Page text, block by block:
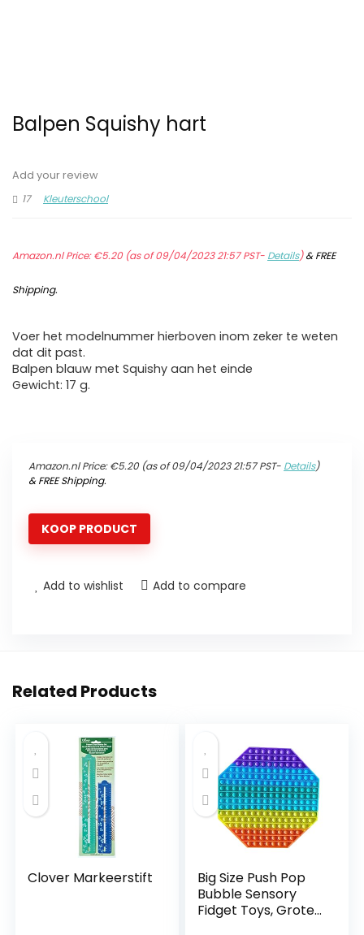
Balpen Squishy hart
Add your review
17
Kleuterschool
Amazon.nl Price:€5.20(as of 09/04/2023 21:57 PST- Details)&FREE
Shipping.
Voer het modelnummer hierboven inom zeker te weten
dat dit past.
Balpen blauw met Squishy aan het einde
Gewicht: 17 g.
Amazon.nl Price:€5.20(as of 09/04/2023 21:57 PST- Details)
&FREE Shipping.
KOOP PRODUCT
Add to wishlist Add to compare
Related Products
Clover Markeerstift
Big Size Push Pop
Bubble Sensory
Fidget Toys, Grote